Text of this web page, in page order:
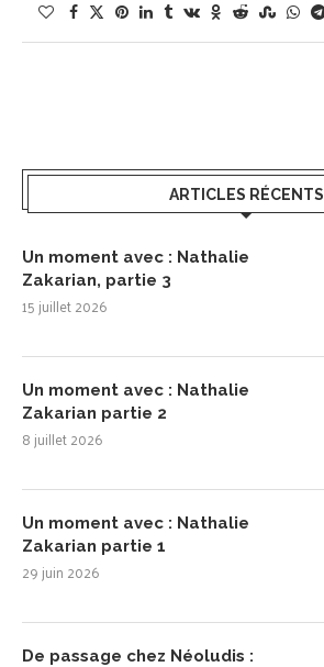
ARTICLES RÉCENTS
Un moment avec : Nathalie
Zakarian, partie 3
15 juillet 2026
Un moment avec : Nathalie
Zakarian partie 2
8 juillet 2026
Un moment avec : Nathalie
Zakarian partie 1
29 juin 2026
De passage chez Néoludis :